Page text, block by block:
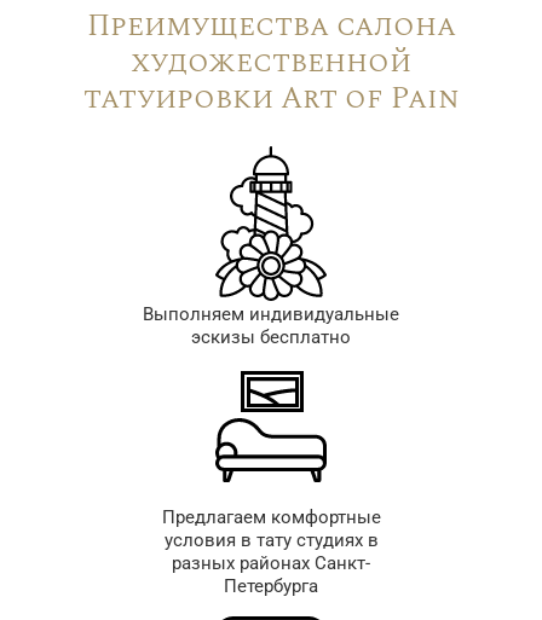
Преимущества салона
художественной
татуировки Art of Pain
Выполняем индивидуальные
эскизы бесплатно
Предлагаем комфортные
условия в тату студиях в
разных районах Санкт-
Петербурга